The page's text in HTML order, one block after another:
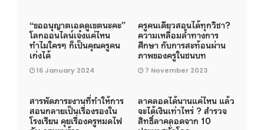
“ขออนุญาตเอดดูเขตนะคะ”
โลกออนไลน์เจ๋งแค่ไหน
ทำไมใครๆ ก็เป็นคุณครูคน
เก่งได้
16 January 2024
ครูคนเดียวสอนได้ทุกวิชา?
ความเหลื่อมล้ำทางการ
ศึกษา กับการสะท้อนผ่าน
ภาพของครูในชนบท
7 November 2023
สารพัดภาระงานที่ทำให้การ
สอนกลายเป็นเรื่องรองใน
โรงเรียน คุยเรื่องครูหมดไฟ
ลาคลอดได้นานแค่ไหน แล้ว
จะได้เงินเท่าไหร่ ? สำรวจ
สิทธิ์ลาคลอดจาก 10